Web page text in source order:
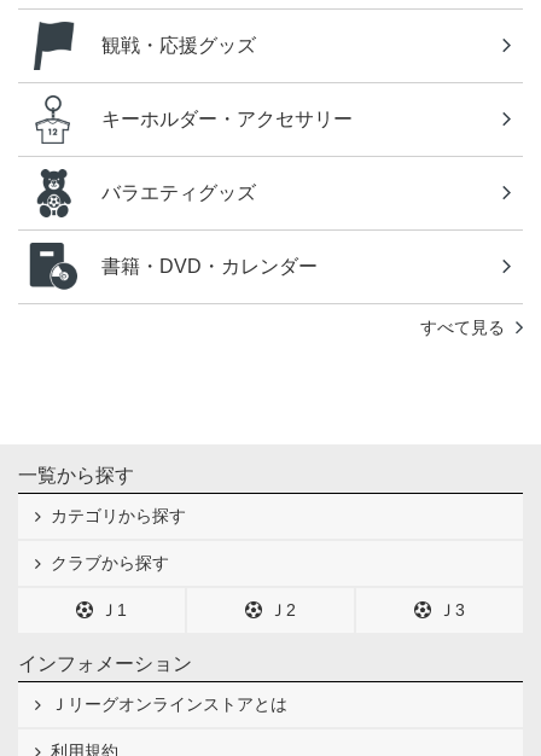
観戦・応援グッズ
キーホルダー・アクセサリー
バラエティグッズ
書籍・DVD・カレンダー
すべて見る
一覧から探す
カテゴリから探す
クラブから探す
Ｊ1 Ｊ2 Ｊ3
インフォメーション
Ｊリーグオンラインストアとは
利用規約